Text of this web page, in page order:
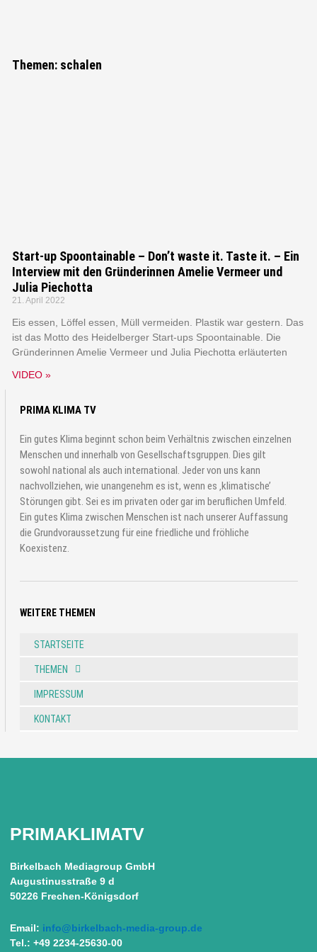
anderen Erfindung
Themen: schalen
Start-up Spoontainable – Don’t waste it. Taste it. – Ein
Interview mit den Gründerinnen Amelie Vermeer und
Julia Piechotta
21. April 2022
Eis essen, Löffel essen, Müll vermeiden. Plastik war gestern. Das
ist das Motto des Heidelberger Start-ups Spoontainable. Die
Gründerinnen Amelie Vermeer und Julia Piechotta erläuterten
VIDEO »
PRIMA KLIMA TV
Ein gutes Klima beginnt schon beim Verhältnis zwischen einzelnen
Menschen und innerhalb von Gesellschaftsgruppen. Dies gilt
sowohl national als auch international. Jeder von uns kann
nachvollziehen, wie unangenehm es ist, wenn es ‚klimatische’
Störungen gibt. Sei es im privaten oder gar im beruflichen Umfeld.
Ein gutes Klima zwischen Menschen ist nach unserer Auffassung
die Grundvoraussetzung für eine friedliche und fröhliche
Koexistenz.
WEITERE THEMEN
STARTSEITE
THEMEN
IMPRESSUM
KONTAKT
PRIMAKLIMATV
Birkelbach Mediagroup GmbH
Augustinusstraße 9 d
50226 Frechen-Königsdorf
Email: info@birkelbach-media-group.de
Tel.: +49 2234-25630-00